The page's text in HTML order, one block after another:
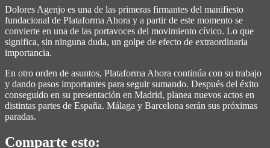
Dolores Agenjo es una de las primeras firmantes del manifiesto
fundacional de Plataforma Ahora y a partir de este momento se
convierte en una de las portavoces del movimiento cívico. Lo que
significa, sin ninguna duda, un golpe de efecto de extraordinaria
importancia.
En otro orden de asuntos, Plataforma Ahora continúa con su trabajo
y dando pasos importantes para seguir sumando. Después del éxito
conseguido en su presentación en Madrid, planea nuevos actos en
distintas partes de España. Málaga y Barcelona serán sus próximas
paradas.
Comparte esto: